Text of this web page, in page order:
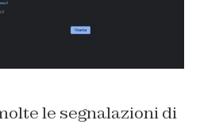
le segnalazioni di